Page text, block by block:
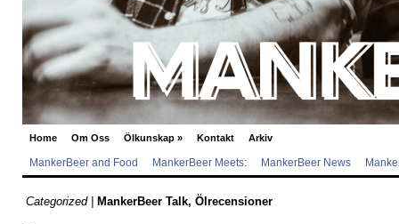
Home Om Oss Ölkunskap » Kontakt Arkiv
MankerBeer and Food MankerBeer Meets: MankerBeer News
Categorized | MankerBeer Talk, Ölrecensioner